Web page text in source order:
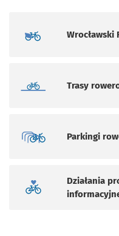
Wrocławski
Trasy
Parkingi
Działania